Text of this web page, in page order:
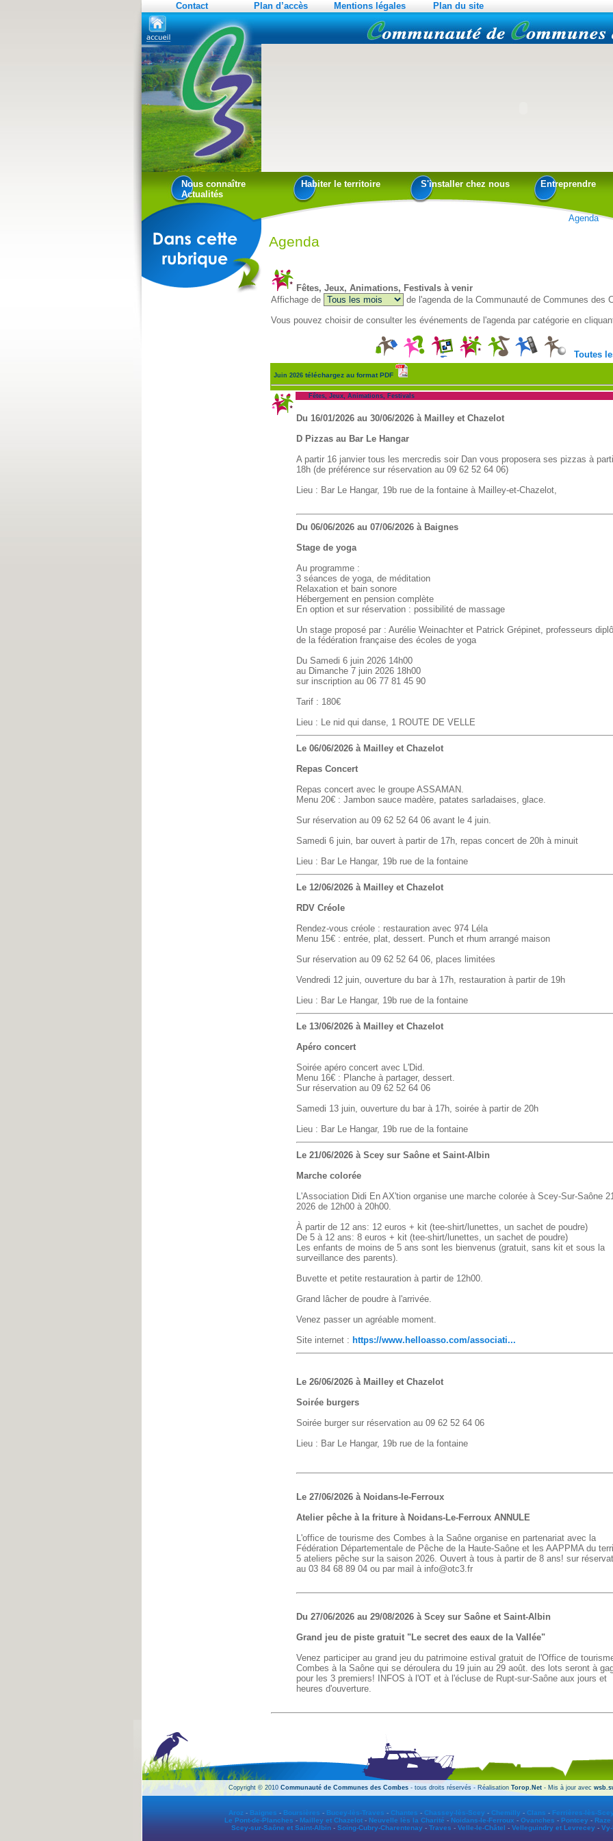
Contact Plan d’accès Mentions légales Plan du site
Nous connaître Habiter le territoire S'installer chez nous
Entreprendre
Actualités
Agenda
Agenda
Fêtes, Jeux, Animations, Festivals à venir
Affichage de
de l'agenda de la Communauté de Communes des
Vous pouvez choisir de consulter les événements de l'agenda par catégorie en
Toutes
Juin 2026 téléchargez au format PDF
Fêtes, Jeux, Animations, Festivals
Du 16/01/2026 au 30/06/2026 à Mailley et Chazelot
D Pizzas au Bar Le Hangar
A partir 16 janvier tous les mercredis soir Dan vous proposera ses pizzas à
18h (de préférence sur réservation au 09 62 52 64 06)
Lieu : Bar Le Hangar, 19b rue de la fontaine à Mailley-et-Chazelot,
Du 06/06/2026 au 07/06/2026 à Baignes
Stage de yoga
Au programme :
3 séances de yoga, de méditation
Relaxation et bain sonore
Hébergement en pension complète
En option et sur réservation : possibilité de massage
Un stage proposé par : Aurélie Weinachter et Patrick Grépinet, professeurs
de la fédération française des écoles de yoga
Du Samedi 6 juin 2026 14h00
au Dimanche 7 juin 2026 18h00
sur inscription au 06 77 81 45 90
Tarif : 180€
Lieu : Le nid qui danse, 1 ROUTE DE VELLE
Le 06/06/2026 à Mailley et Chazelot
Repas Concert
Repas concert avec le groupe ASSAMAN.
Menu 20€ : Jambon sauce madère, patates sarladaises, glace.
Sur réservation au 09 62 52 64 06 avant le 4 juin.
Samedi 6 juin, bar ouvert à partir de 17h, repas concert de 20h à minuit
Lieu : Bar Le Hangar, 19b rue de la fontaine
Le 12/06/2026 à Mailley et Chazelot
RDV Créole
Rendez-vous créole : restauration avec 974 Léla
Menu 15€ : entrée, plat, dessert. Punch et rhum arrangé maison
Sur réservation au 09 62 52 64 06, places limitées
Vendredi 12 juin, ouverture du bar à 17h, restauration à partir de 19h
Lieu : Bar Le Hangar, 19b rue de la fontaine
Le 13/06/2026 à Mailley et Chazelot
Apéro concert
Soirée apéro concert avec L'Did.
Menu 16€ : Planche à partager, dessert.
Sur réservation au 09 62 52 64 06
Samedi 13 juin, ouverture du bar à 17h, soirée à partir de 20h
Lieu : Bar Le Hangar, 19b rue de la fontaine
Le 21/06/2026 à Scey sur Saône et Saint-Albin
Marche colorée
L'Association Didi En AX'tion organise une marche colorée à Scey-Sur-Saône
2026 de 12h00 à 20h00.
À partir de 12 ans: 12 euros + kit (tee-shirt/lunettes, un sachet de poudre)
De 5 à 12 ans: 8 euros + kit (tee-shirt/lunettes, un sachet de poudre)
Les enfants de moins de 5 ans sont les bienvenus (gratuit, sans kit et sous la
surveillance des parents).
Buvette et petite restauration à partir de 12h00.
Grand lâcher de poudre à l'arrivée.
Venez passer un agréable moment.
Site internet : https://www.helloasso.com/associati...
Le 26/06/2026 à Mailley et Chazelot
Soirée burgers
Soirée burger sur réservation au 09 62 52 64 06
Lieu : Bar Le Hangar, 19b rue de la fontaine
Le 27/06/2026 à Noidans-le-Ferroux
Atelier pêche à la friture à Noidans-Le-Ferroux ANNULE
L'office de tourisme des Combes à la Saône organise en partenariat avec la
Fédération Départementale de Pêche de la Haute-Saône et les AAPPMA du
5 ateliers pêche sur la saison 2026. Ouvert à tous à partir de 8 ans! sur
au 03 84 68 89 04 ou par mail à info@otc3.fr
Du 27/06/2026 au 29/08/2026 à Scey sur Saône et Saint-Albin
Grand jeu de piste gratuit "Le secret des eaux de la Vallée"
Venez participer au grand jeu du patrimoine estival gratuit de l'Office de
Combes à la Saône qui se déroulera du 19 juin au 29 août. des lots seront à
pour les 3 premiers! INFOS à l'OT et à l'écluse de Rupt-sur-Saône aux jours et
heures d'ouverture.
Copyright © 2010 Communauté de Communes des Combes- tous droits réservés - Réalisation Torop.Net- Mis à jour avec
Aroz - Baignes - Boursières - Bucey-lès-Traves - Chantes - Chassey-lès-Scey - Chemilly - Clans - Ferrières-lès-
Le Pont-de-Planches - Mailley et Chazelot- Neuvelle lès la Charité - Noidans-le-Ferroux - Ovanches - Pontcey- Raze
Scey-sur-Saône et Saint-Albin- Soing-Cubry-Charentenay- Traves - Velle-le-Châtel - Velleguindry et Levrecey-